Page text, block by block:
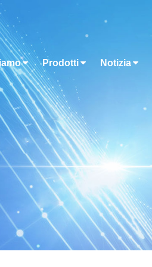
Prodotti Notizia